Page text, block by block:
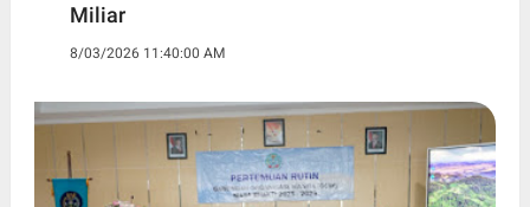
Miliar
8/03/2026 11:40:00 AM